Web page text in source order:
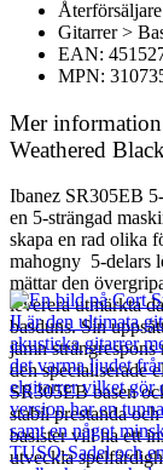
Gitarrer >
EAN:
MPN:
Mer
Weathered Black
Ibanez SR305EB
en 5-strängad
skapa en rad olika
mahogny 5-delars
mättar den
leverera utmärkta
basduns. Sin
jämn
den specialiserade
SR305EB basen
stabil prestanda
basister vill ha ett
utveckla